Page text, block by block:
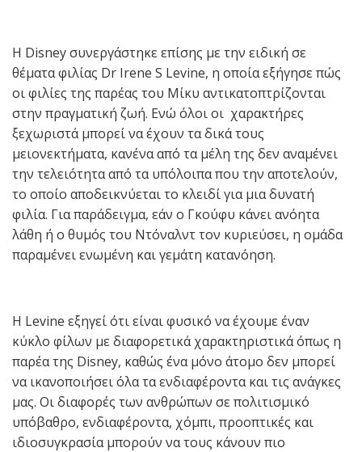
Η Disney συνεργάστηκε επίσης με την ειδική σε
θέματα φιλίας Dr Irene S Levine, η οποία εξήγησε πώς
οι φιλίες της παρέας του Μίκυ αντικατοπτρίζονται
στην πραγματική ζωή. Ενώ όλοι οι χαρακτήρες
ξεχωριστά μπορεί να έχουν τα δικά τους
μειονεκτήματα, κανένα από τα μέλη της δεν αναμένει
την τελειότητα από τα υπόλοιπα που την αποτελούν,
το οποίο αποδεικνύεται το κλειδί για μια δυνατή
φιλία. Για παράδειγμα, εάν ο Γκούφυ κάνει ανόητα
λάθη ή ο θυμός του Ντόναλντ τον κυριεύσει, η ομάδα
παραμένει ενωμένη και γεμάτη κατανόηση.
Η Levine εξηγεί ότι είναι φυσικό να έχουμε έναν
κύκλο φίλων με διαφορετικά χαρακτηριστικά όπως η
παρέα της Disney, καθώς ένα μόνο άτομο δεν μπορεί
να ικανοποιήσει όλα τα ενδιαφέροντα και τις ανάγκες
μας. Οι διαφορές των ανθρώπων σε πολιτισμικό
υπόβαθρο, ενδιαφέροντα, χόμπι, προοπτικές και
ιδιοσυγκρασία μπορούν να τους κάνουν πιο